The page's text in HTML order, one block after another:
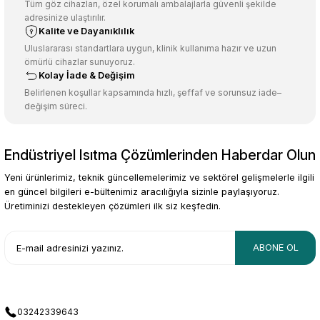
Ürün açıklamasında eksik bilgiler bulunuyor.
Ürün bilgilerinde hatalar bulunuyor.
Ürün fiyatı diğer sitelerden daha pahalı.
Bu ürüne benzer farklı alternatifler olmalı.
Gönder
Tüm göz cihazları, özel korumalı ambalajlarla güvenli şekilde
adresinize ulaştırılır.
Kalite ve Dayanıklılık
Uluslararası standartlara uygun, klinik kullanıma hazır ve uzun
ömürlü cihazlar sunuyoruz.
Kolay İade & Değişim
Belirlenen koşullar kapsamında hızlı, şeffaf ve sorunsuz iade–
değişim süreci.
Endüstriyel Isıtma Çözümlerinden Haberdar Olun
Yeni ürünlerimiz, teknik güncellemelerimiz ve sektörel gelişmelerle ilgili
en güncel bilgileri e-bültenimiz aracılığıyla sizinle paylaşıyoruz.
Üretiminizi destekleyen çözümleri ilk siz keşfedin.
ABONE OL
03242339643